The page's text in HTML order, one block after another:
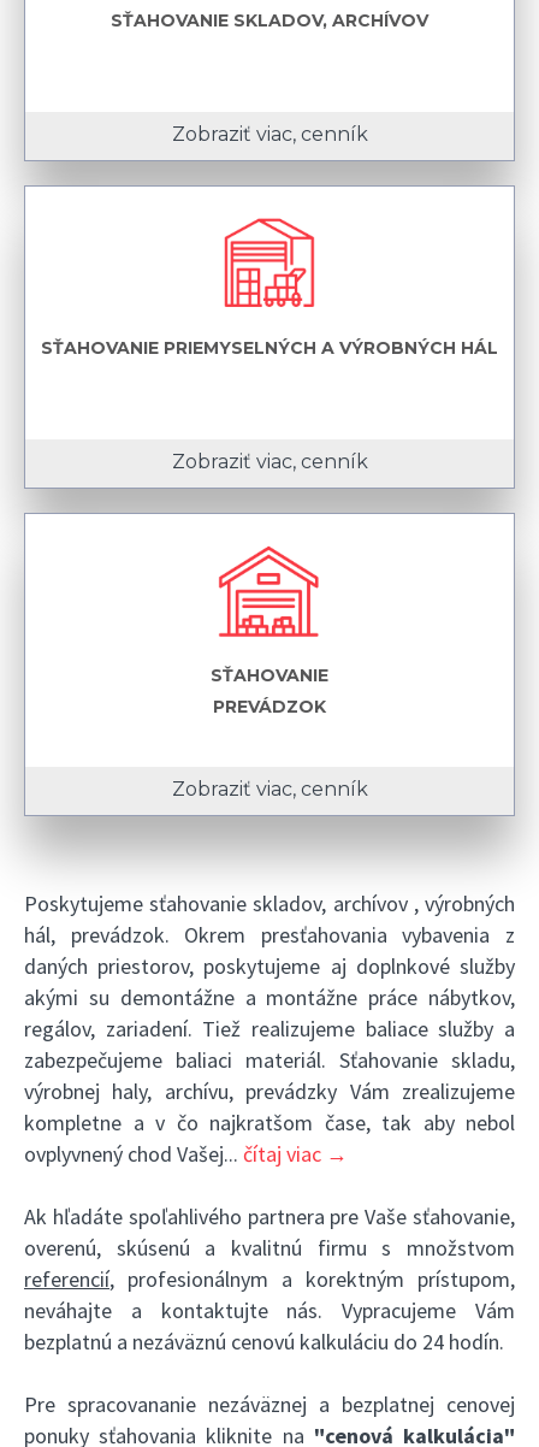
SŤAHOVANIE SKLADOV, ARCHÍVOV
Zobraziť viac, cenník
SŤAHOVANIE PRIEMYSELNÝCH A VÝROBNÝCH HÁL
Zobraziť viac, cenník
SŤAHOVANIE
PREVÁDZOK
Zobraziť viac, cenník
Poskytujeme sťahovanie skladov, archívov , výrobných
hál, prevádzok. Okrem presťahovania vybavenia z
daných priestorov, poskytujeme aj doplnkové služby
akými su demontážne a montážne práce nábytkov,
regálov, zariadení. Tiež realizujeme baliace služby a
zabezpečujeme baliaci materiál. Sťahovanie skladu,
výrobnej haly, archívu, prevádzky Vám zrealizujeme
kompletne a v čo najkratšom čase, tak aby nebol
ovplyvnený chod Vašej... čítaj viac →
Ak hľadáte spoľahlivého partnera pre Vaše sťahovanie,
overenú, skúsenú a kvalitnú firmu s množstvom
referencií, profesionálnym a korektným prístupom,
neváhajte a kontaktujte nás. Vypracujeme Vám
bezplatnú a nezáväznú cenovú kalkuláciu do 24 hodín.
Pre spracovananie nezáväznej a bezplatnej cenovej
ponuky sťahovania kliknite na "cenová kalkulácia"